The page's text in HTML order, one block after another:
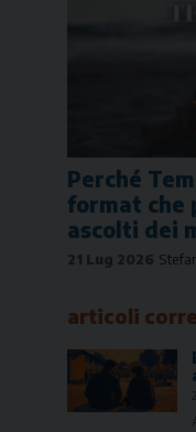
Perché
format che
ascolti dei
21 Lug 2026
articoli